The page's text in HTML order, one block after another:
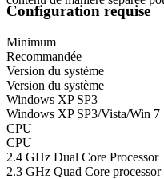
Configuration requise
Minimum
Recommandée
Version du système
Version du système
Windows XP SP3
Windows XP SP3/Vista/Win 7
CPU
CPU
2.4 GHz Dual Core Processor
2.3 GHz Quad Core processor